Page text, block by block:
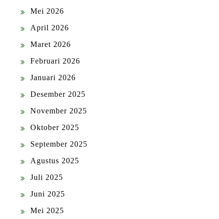
Mei 2026
April 2026
Maret 2026
Februari 2026
Januari 2026
Desember 2025
November 2025
Oktober 2025
September 2025
Agustus 2025
Juli 2025
Juni 2025
Mei 2025